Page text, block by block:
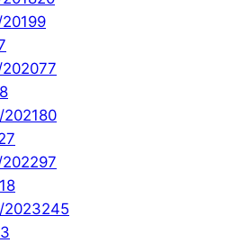
9
77
8
80
97
18
2023245
3